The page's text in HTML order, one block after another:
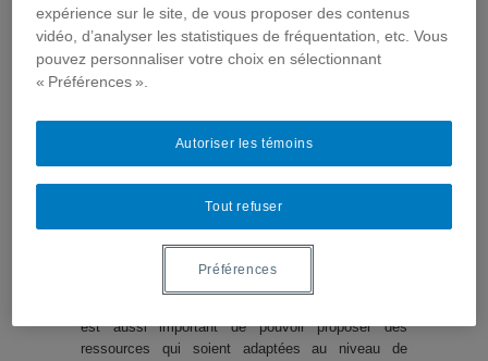
Cet atelier visait à
montrer comment la
prescription d’information, qui constitue une
pratique répondant aux besoins des patients, peut
qu’a présentée le Dr. Robert Perreault). Renvoyer
les soignants puissent se référer à des listes de
est aussi important de pouvoir proposer des
ressources qui soient adaptées au niveau de
expérience sur le site, de vous proposer des contenus
vidéo, d’analyser les statistiques de fréquentation, etc. Vous
pouvez personnaliser votre choix en sélectionnant
« Préférences ».
Tout refuser
Autoriser les témoins
Préférences